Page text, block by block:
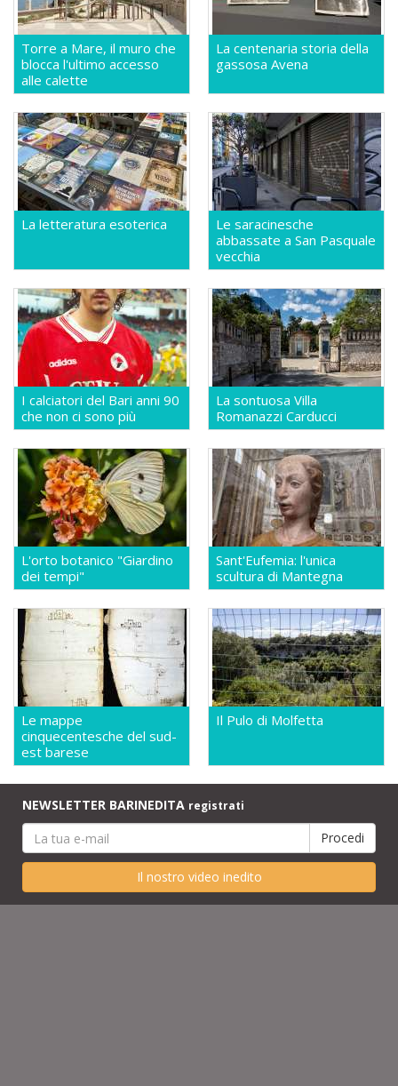
Torre a Mare, il muro che
blocca l'ultimo accesso
alle calette
La centenaria storia della
gassosa Avena
La letteratura esoterica
Le saracinesche
abbassate a San Pasquale
vecchia
I calciatori del Bari anni 90
che non ci sono più
La sontuosa Villa
Romanazzi Carducci
L'orto botanico "Giardino
dei tempi"
Sant'Eufemia: l'unica
scultura di Mantegna
Le mappe
cinquecentesche del sud-
est barese
Il Pulo di Molfetta
NEWSLETTER BARINEDITA registrati
Il nostro video inedito